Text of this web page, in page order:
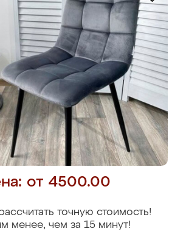
от 4500.00
точную стоимость!
менее, чем за 15 минут!